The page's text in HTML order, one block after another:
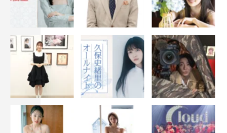
＜あらすじ＞
努力すれば何でも手に入ると思っている、バリキャリOL
沙代。
長過ぎる交際に、結婚への希望も薄まっていく看護師、美
求められるとすぐに体を許してしまう、自己評価の低い信
用金庫OL美和。
誰もが振り向く美貌の高嶺の花なのに、どこか影のある秘
書、茜。